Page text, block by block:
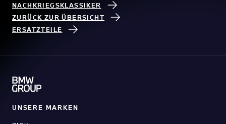
NACHKRIEGSKLASSIKER
ZURÜCK ZUR ÜBERSICHT
ERSATZTEILE
UNSERE MARKEN